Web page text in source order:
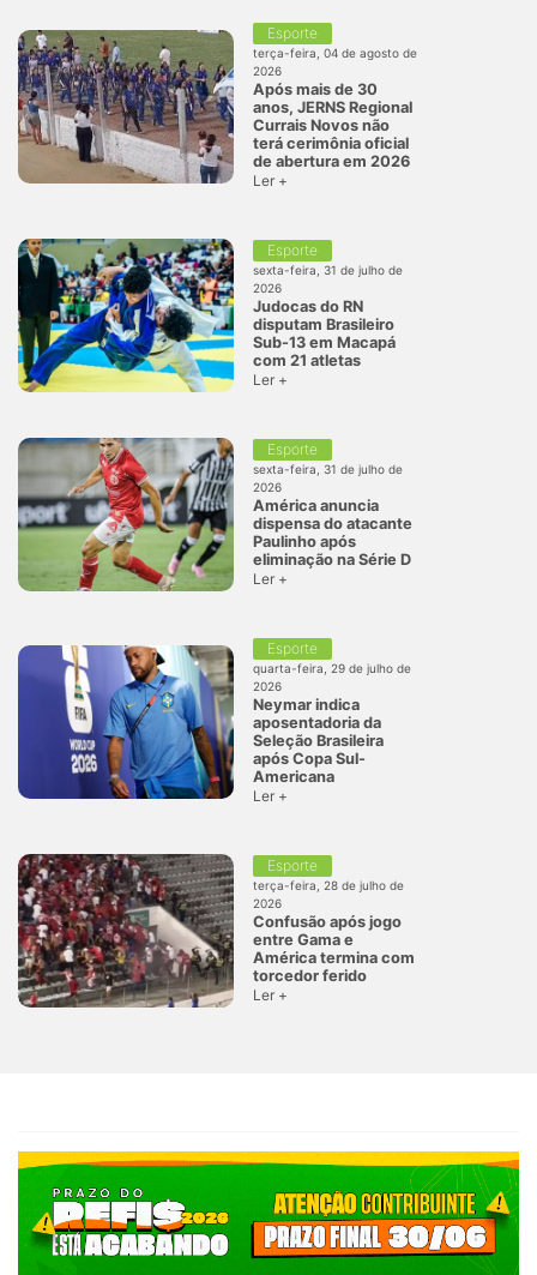
Esporte
terça-feira, 04 de agosto de
2026
Após mais de 30
anos, JERNS Regional
Currais Novos não
terá cerimônia oficial
de abertura em 2026
Ler +
Esporte
sexta-feira, 31 de julho de
2026
Judocas do RN
disputam Brasileiro
Sub-13 em Macapá
com 21 atletas
Ler +
Esporte
sexta-feira, 31 de julho de
2026
América anuncia
dispensa do atacante
Paulinho após
eliminação na Série D
Ler +
Esporte
quarta-feira, 29 de julho de
2026
Neymar indica
aposentadoria da
Seleção Brasileira
após Copa Sul-
Americana
Ler +
Esporte
terça-feira, 28 de julho de
2026
Confusão após jogo
entre Gama e
América termina com
torcedor ferido
Ler +